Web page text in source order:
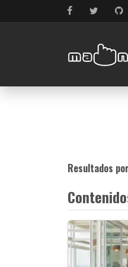
Resultados